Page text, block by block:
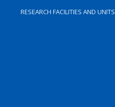
RESEARCH FACILITIES AND UNITS